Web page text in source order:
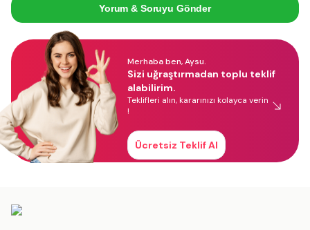
Yorum & Soruyu Gönder
Merhaba ben, Aysu.
Sizi uğraştırmadan toplu teklif
alabilirim.
Teklifleri alın, kararınızı kolayca verin
!
Ücretsiz Teklif Al